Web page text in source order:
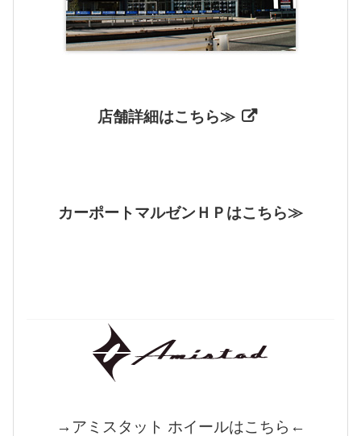
店舗詳細はこちら≫
カーポートマルゼンＨＰはこちら≫
→アミスタット ホイールはこちら←